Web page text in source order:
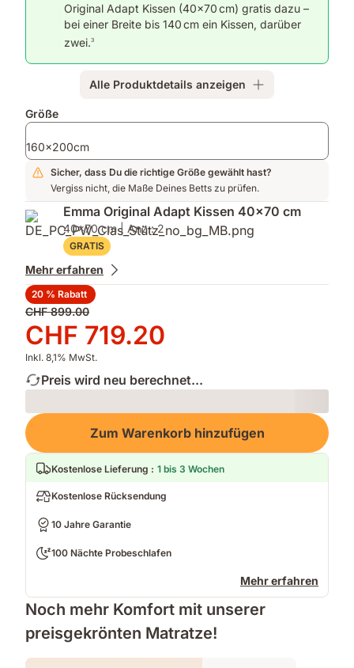
Kantenstütze.Original Adapt Kissen (40×70 cm) gratis dazu –
bei einer Breite bis 140 cm ein Kissen, darüber
zwei.3
Alle Produktdetails anzeigen
Zusatzprodukte
Größe
160x200cm
Sicher, dass Du die richtige Größe gewählt hast?
Vergiss nicht, die Maße Deines Betts zu prüfen.
Emma Original Adapt Kissen 40x70 cm
40x70 cm | Anz.: 2
GRATIS
Mehr erfahren
20 % Rabatt
Ursprünglicher
Preis
CHF 899.00
CHF 899.00
Preis
CHF 719.20
CHF 719.20
Inkl. 8,1% MwSt.
Preis wird neu berechnet...
Loading
Zum Warenkorb hinzufügen
Kostenlose Lieferung : 1 bis 3 Wochen
Kostenlose Rücksendung
10 Jahre Garantie
100 Nächte Probeschlafen
Mehr erfahren
Noch mehr Komfort mit unserer
preisgekrönten Matratze!